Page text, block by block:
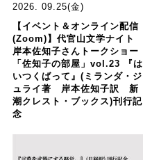
2026. 09.25(金)
【イベント＆オンライン配信
(Zoom)】代官山文学ナイト
岸本佐知子さんトークショー
「佐知子の部屋」vol.23 『は
いつくばって』(ミランダ・ジ
ュライ著 岸本佐知子訳 新
潮クレスト・ブックス)刊行記
念